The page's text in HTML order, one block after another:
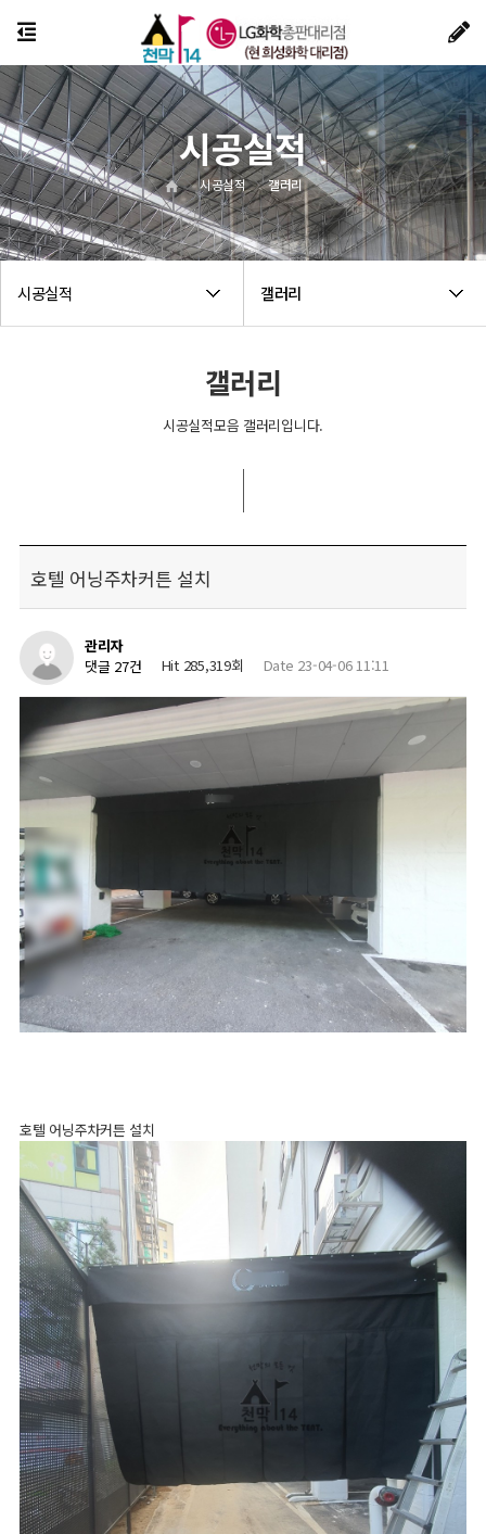
시공실적 갤러리
시공실적 갤러리
시공실적
갤러리
시공실적모음 갤러리입니다.
호텔 어닝주차커튼 설치
관리자
댓글 27건
Hit 285,319회 Date 23-04-06 11:11
호텔 어닝주차커튼 설치